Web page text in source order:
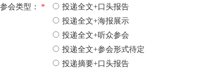
参会类型： *
投递全文+口头报告
投递全文+海报展示
投递全文+听众参会
投递全文+参会形式待定
投递摘要+口头报告